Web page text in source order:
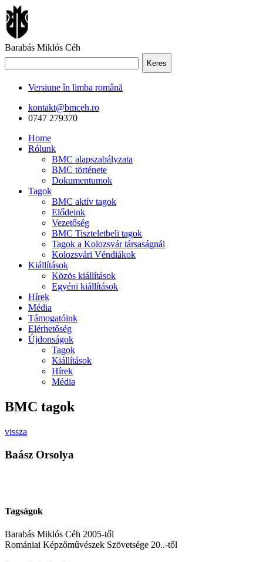
Barabás Miklós Céh
Keres
Versiune în limba română
kontakt@bmceh.ro
0747 279370
Home
Rólunk
BMC alapszabályzata
BMC története
Dokumentumok
Tagok
BMC aktív tagok
Elődeink
Vezetőség
BMC Tiszteletbeli tagok
Tagok a Kolozsvár társaságnál
Kolozsvári Véndiákok
Kiállítások
Közös kiállítások
Egyéni kiállítások
Hírek
Média
Támogatóink
Elérhetőség
Újdonságok
Tagok
Kiállítások
Hírek
Média
BMC tagok
vissza
Baász Orsolya
Tagságok
Barabás Miklós Céh 2005-től
Romániai Képzőművészek Szövetsége 20..-től